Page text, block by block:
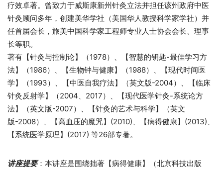
疗效卓著。曾致力于威斯康新州针灸立法并担任该州政府中医
针灸顾问多年，创建美华学社（美国华人教授科学家学社）并
任首届会长，旅美中国科学家工程师专业人士协会会长、理事
长等职。
著有【针灸与控制论】（1978）、【智慧的钥匙-最佳学习方
法】（1986）、【生物钟与健康】（1988）、【现代时间医
学】（1993）、【中医自我疗法】（英文版-2004）、【临床
针灸反射学】（2004、2017）、【现代医学针灸-系统论方
法】（英文版-2007）、【针灸的艺术与科学】（英文
版-2008）、【高血压的魔咒】(2010)、【病得健康】(2013)、
【系统医学原理】(2017) 等26部专著。
讲座提要：本讲座是围绕拙著【病得健康】（北京科技出版